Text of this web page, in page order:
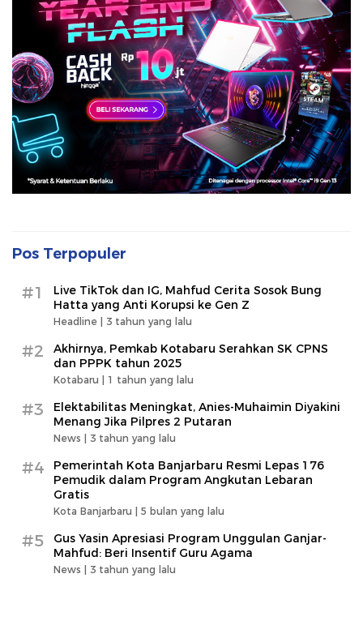
Pos Terpopuler
#1
Live TikTok dan IG, Mahfud Cerita Sosok Bung
Hatta yang Anti Korupsi ke Gen Z
Headline | 3 tahun yang lalu
#2
Akhirnya, Pemkab Kotabaru Serahkan SK CPNS
dan PPPK tahun 2025
Kotabaru | 1 tahun yang lalu
#3
Elektabilitas Meningkat, Anies-Muhaimin Diyakini
Menang Jika Pilpres 2 Putaran
News | 3 tahun yang lalu
#4
Pemerintah Kota Banjarbaru Resmi Lepas 176
Pemudik dalam Program Angkutan Lebaran
Gratis
Kota Banjarbaru | 5 bulan yang lalu
#5
Gus Yasin Apresiasi Program Unggulan Ganjar-
Mahfud: Beri Insentif Guru Agama
News | 3 tahun yang lalu